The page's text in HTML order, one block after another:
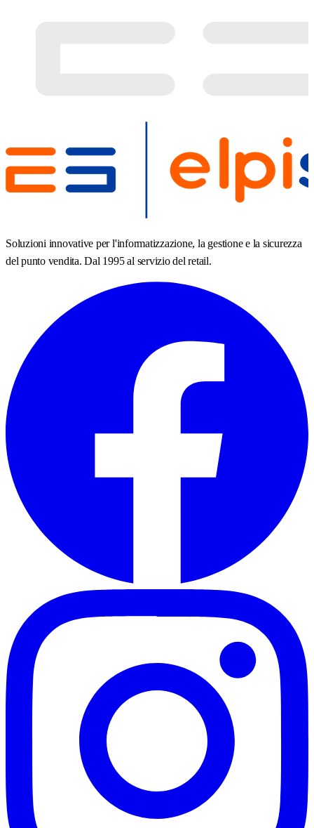
Soluzioni innovative per l'informatizzazione, la gestione e la sicurezza
del punto vendita. Dal 1995 al servizio del retail.